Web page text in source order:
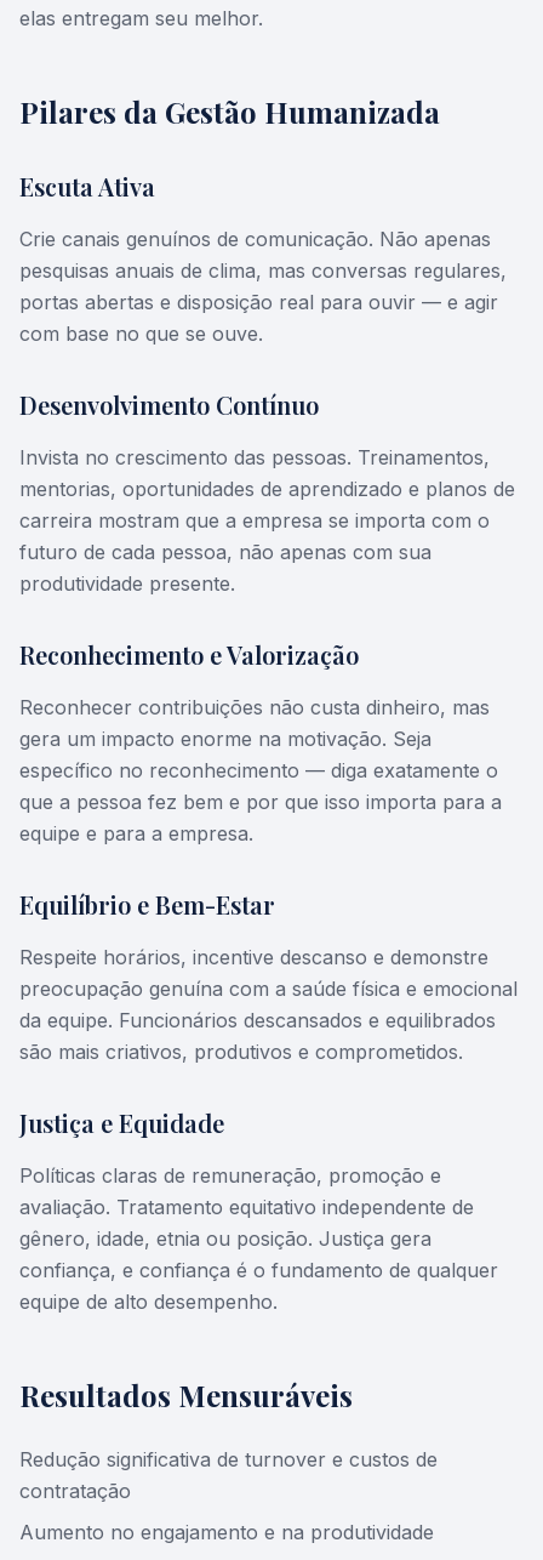
elas entregam seu melhor.
Pilares da Gestão Humanizada
Escuta Ativa
Crie canais genuínos de comunicação. Não apenas
pesquisas anuais de clima, mas conversas regulares,
portas abertas e disposição real para ouvir — e agir
com base no que se ouve.
Desenvolvimento Contínuo
Invista no crescimento das pessoas. Treinamentos,
mentorias, oportunidades de aprendizado e planos de
carreira mostram que a empresa se importa com o
futuro de cada pessoa, não apenas com sua
produtividade presente.
Reconhecimento e Valorização
Reconhecer contribuições não custa dinheiro, mas
gera um impacto enorme na motivação. Seja
específico no reconhecimento — diga exatamente o
que a pessoa fez bem e por que isso importa para a
equipe e para a empresa.
Equilíbrio e Bem-Estar
Respeite horários, incentive descanso e demonstre
preocupação genuína com a saúde física e emocional
da equipe. Funcionários descansados e equilibrados
são mais criativos, produtivos e comprometidos.
Justiça e Equidade
Políticas claras de remuneração, promoção e
avaliação. Tratamento equitativo independente de
gênero, idade, etnia ou posição. Justiça gera
confiança, e confiança é o fundamento de qualquer
equipe de alto desempenho.
Resultados Mensuráveis
Redução significativa de turnover e custos de
contratação
Aumento no engajamento e na produtividade